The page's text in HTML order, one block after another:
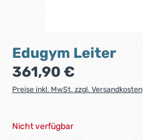
Edugym Leiter
Regulärer Preis:
361,90 €
Preise inkl. MwSt. zzgl. Versandkosten
Nicht verfügbar